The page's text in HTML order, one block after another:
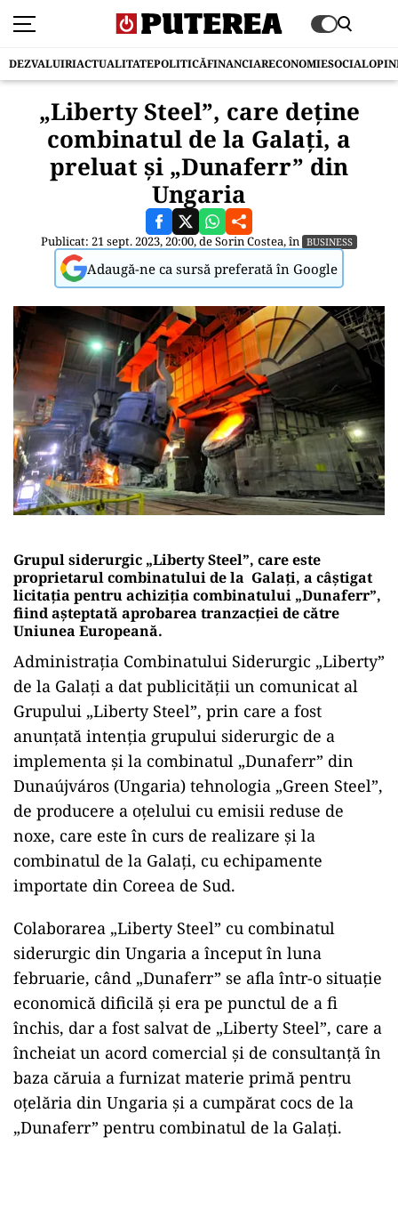
DEZVALUIRIACTUALITATEPOLITICĂFINANCIARECONOMIESOCIAL
„Liberty Steel”, care deține
combinatul de la Galați, a
preluat și „Dunaferr” din
Ungaria
Publicat: 21 sept. 2023, 20:00, deSorin Costea, în BUSINESS
Adaugă-ne ca sursă preferată în Google
Grupul siderurgic „Liberty Steel”, care este
proprietarul combinatului de la Galaţi, a câştigat
licitaţia pentru achiziţia combinatului „Dunaferr”,
fiind așteptată aprobarea tranzacției de către
Uniunea Europeană.
Administrația Combinatului Siderurgic „Liberty”
de la Galați a dat publicității un comunicat al
Grupului „Liberty Steel”, prin care a fost
anunțată intenția grupului siderurgic de a
implementa și la combinatul „Dunaferr” din
Dunaújváros (Ungaria) tehnologia „Green Steel”,
de producere a oțelului cu emisii reduse de
noxe, care este în curs de realizare și la
combinatul de la Galați, cu echipamente
importate din Coreea de Sud.
Colaborarea „Liberty Steel” cu combinatul
siderurgic din Ungaria a început în luna
februarie, când „Dunaferr” se afla într-o situație
economică dificilă și era pe punctul de a fi
închis, dar a fost salvat de „Liberty Steel”, care a
încheiat un acord comercial şi de consultanţă în
baza căruia a furnizat materie primă pentru
oţelăria din Ungaria și a cumpărat cocs de la
„Dunaferr” pentru combinatul de la Galaţi.